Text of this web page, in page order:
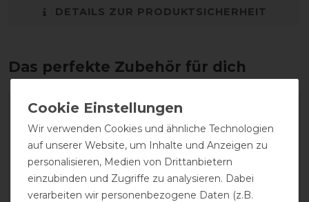
DETAILS ZUR PRODUKTSICHERHEIT
Das perfekte Zubehör für dich
-20%
Wir verwenden Cookies und ähnliche Technologien
auf unserer Website, um Inhalte und Anzeigen zu
personalisieren, Medien von Drittanbietern
einzubinden und Zugriffe zu analysieren. Dabei
verarbeiten wir personenbezogene Daten (z.B.